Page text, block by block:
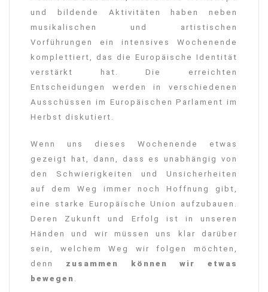
und bildende Aktivitäten haben neben
musikalischen und artistischen
Vorführungen ein intensives Wochenende
komplettiert, das die Europäische Identität
verstärkt hat. Die erreichten
Entscheidungen werden in verschiedenen
Ausschüssen im Europäischen Parlament im
Herbst diskutiert.
Wenn uns dieses Wochenende etwas
gezeigt hat, dann, dass es unabhängig von
den Schwierigkeiten und Unsicherheiten
auf dem Weg immer noch Hoffnung gibt,
eine starke Europäische Union aufzubauen.
Deren Zukunft und Erfolg ist in unseren
Händen und wir müssen uns klar darüber
sein, welchem Weg wir folgen möchten,
denn zusammen können wir etwas
bewegen .